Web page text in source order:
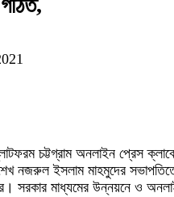
চট্টগ্রাম অনলাইন প্রেস
নজরুল ইসলাম মাহমুদের
সরকার মাধ্যমের উন্নয়নে ও